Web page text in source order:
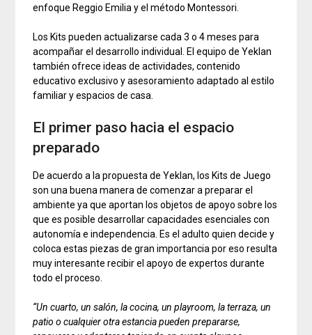
enfoque Reggio Emilia y el método Montessori.
Los Kits pueden actualizarse cada 3 o 4 meses para
acompañar el desarrollo individual. El equipo de Yeklan
también ofrece ideas de actividades, contenido
educativo exclusivo y asesoramiento adaptado al estilo
familiar y espacios de casa.
El primer paso hacia el espacio
preparado
De acuerdo a la propuesta de Yeklan, los Kits de Juego
son una buena manera de comenzar a preparar el
ambiente ya que aportan los objetos de apoyo sobre los
que es posible desarrollar capacidades esenciales con
autonomía e independencia. Es el adulto quien decide y
coloca estas piezas de gran importancia por eso resulta
muy interesante recibir el apoyo de expertos durante
todo el proceso.
“Un cuarto, un salón, la cocina, un playroom, la terraza, un
patio o cualquier otra estancia pueden prepararse,